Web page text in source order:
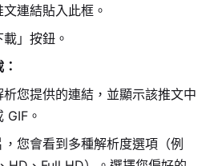
連結貼入此框。
」按鈕。
析您提供的連結，並顯示該推文中
GIF。
您會看到多種解析度選項（例